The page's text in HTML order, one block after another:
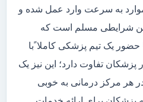
به سرعت وارد عمل شده و
شرایطی مسلم است که
یک تیم پزشکی کاملا ًبا
تفاوت دارد؛ این نیز یک
هر مرکز درمانی به خوبی